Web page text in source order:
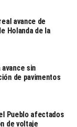
en medios de
avance de
Holanda de la
avance sin
de pavimentos
Pueblo afectados
de voltaje